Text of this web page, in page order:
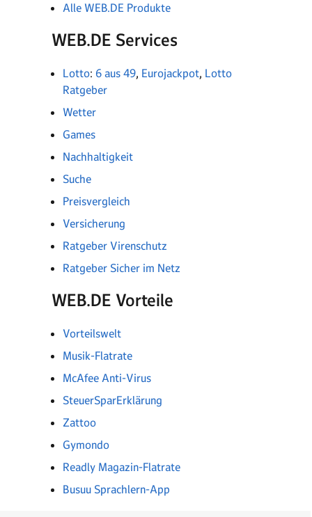
Alle WEB.DE Produkte
WEB.DE Services
Lotto: 6 aus 49, Eurojackpot, Lotto
Ratgeber
Wetter
Games
Nachhaltigkeit
Suche
Preisvergleich
Versicherung
Ratgeber Virenschutz
Ratgeber Sicher im Netz
WEB.DE Vorteile
Vorteilswelt
Musik-Flatrate
McAfee Anti-Virus
SteuerSparErklärung
Zattoo
Gymondo
Readly Magazin-Flatrate
Busuu Sprachlern-App